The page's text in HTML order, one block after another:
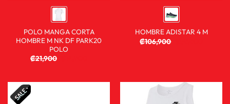
POLO MANGA CORTA
HOMBRE M NK DF PARK20
POLO
₡21,900
HOMBRE ADISTAR 4 M
₡106,900